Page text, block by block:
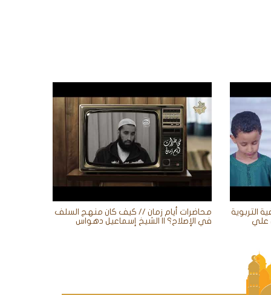
محاضرات أيام زمان // كيف كان منهج السلف
في الإصلاح؟ || الشيخ إسماعيل دهواس
التربوية